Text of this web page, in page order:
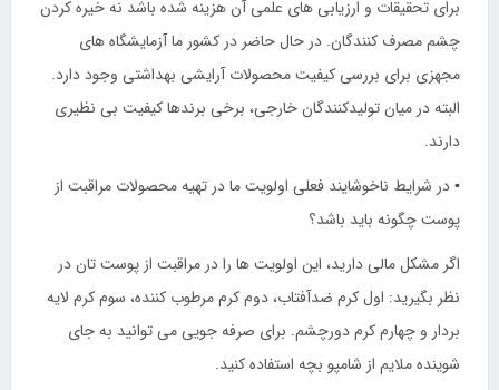
برای تحقیقات و ارزیابی های علمی آن هزینه شده باشد نه خیره کردن
چشم مصرف کنندگان. در حال حاضر در کشور ما آزمایشگاه های
مجهزی برای بررسی کیفیت محصولات آرایشی بهداشتی وجود دارد.
البته در میان تولیدکنندگان خارجی، برخی برندها کیفیت بی نظیری
دارند.
▪ در شرایط ناخوشایند فعلی اولویت ما در تهیه محصولات مراقبت از
پوست چگونه باید باشد؟
اگر مشکل مالی دارید، این اولویت ها را در مراقبت از پوست تان در
نظر بگیرید: اول کرم ضدآفتاب، دوم کرم مرطوب کننده، سوم کرم لایه
بردار و چهارم کرم دورچشم. برای صرفه جویی می توانید به جای
شوینده ملایم از شامپو بچه استفاده کنید.